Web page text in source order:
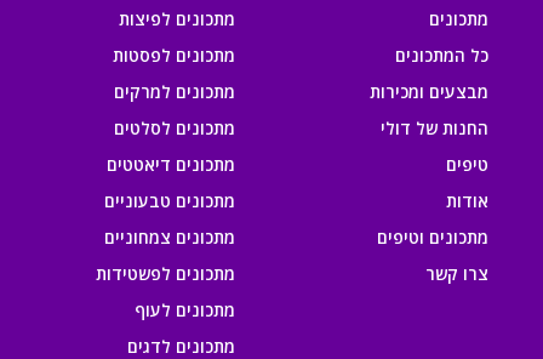
מתכונים
כל המתכונים
מבצעים ומכירות
החנות של דולי
טיפים
אודות
מתכונים וטיפים
צרו קשר
מתכונים לפיצות
מתכונים לפסטות
מתכונים למרקים
מתכונים לסלטים
מתכונים דיאטטים
מתכונים טבעוניים
מתכונים צמחוניים
מתכונים לפשטידות
מתכונים לעוף
מתכונים לדגים